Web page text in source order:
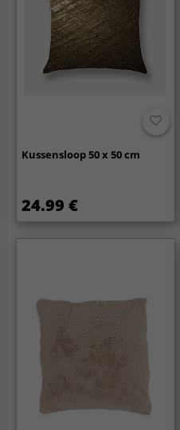
Kussensloop 50 x 50 cm
24.99 €